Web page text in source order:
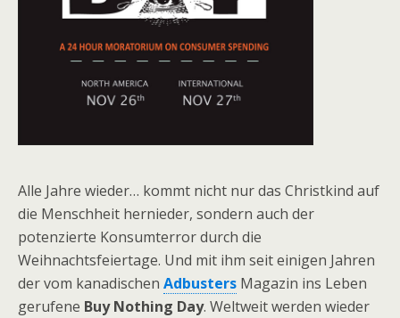
Alle Jahre wieder… kommt nicht nur das Christkind auf
die Menschheit hernieder, sondern auch der
potenzierte Konsumterror durch die
Weihnachtsfeiertage. Und mit ihm seit einigen Jahren
der vom kanadischen Adbusters Magazin ins Leben
gerufene Buy Nothing Day. Weltweit werden wieder